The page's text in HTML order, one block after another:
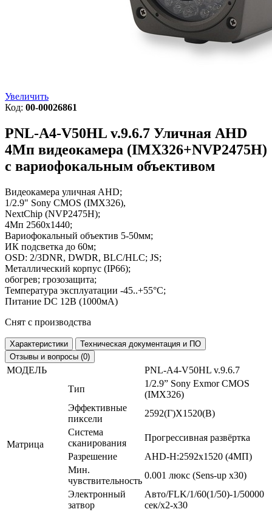
Увеличить
Код: 00-00026861
PNL-A4-V50HL v.9.6.7 Уличная AHD
4Мп видеокамера (IMX326+NVP2475H)
с вариофокальным объективом
Видеокамера уличная AHD;
1/2.9" Sony CMOS (IMX326),
NextChip (NVP2475H);
4Мп 2560x1440;
Вариофокальный объектив 5-50мм;
ИК подсветка до 60м;
OSD: 2/3DNR, DWDR, BLC/HLC; JS;
Металлический корпус (IP66);
обогрев; грозозащита;
Температура эксплуатации -45..+55°C;
Питание DC 12В (1000мА)
Снят с производства
Характеристики
Техническая документация и ПО
Отзывы и вопросы (0)
МОДЕЛЬ PNL-A4-V50HL v.9.6.7
Матрица
Тип
1/2.9” Sony Exmor CMOS
(IMX326)
Эффективные
пиксели
2592(Г)X1520(В)
Система
сканирования
Прогрессивная развёртка
Разрешение
AHD-H:2592x1520 (4МП)
Мин.
чувствительность
0.001 люкс (Sens-up x30)
Электронный
затвор
Авто/FLK/1/60(1/50)-1/50000
сек/x2-x30